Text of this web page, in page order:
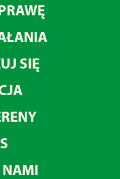
SIĘ
NAMI